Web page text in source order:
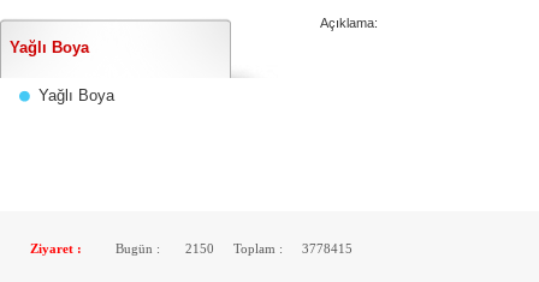
Yağlı Boya
Yağlı Boya
Açıklama:
Ziyaret : Bugün : 2150 Toplam : 3778415